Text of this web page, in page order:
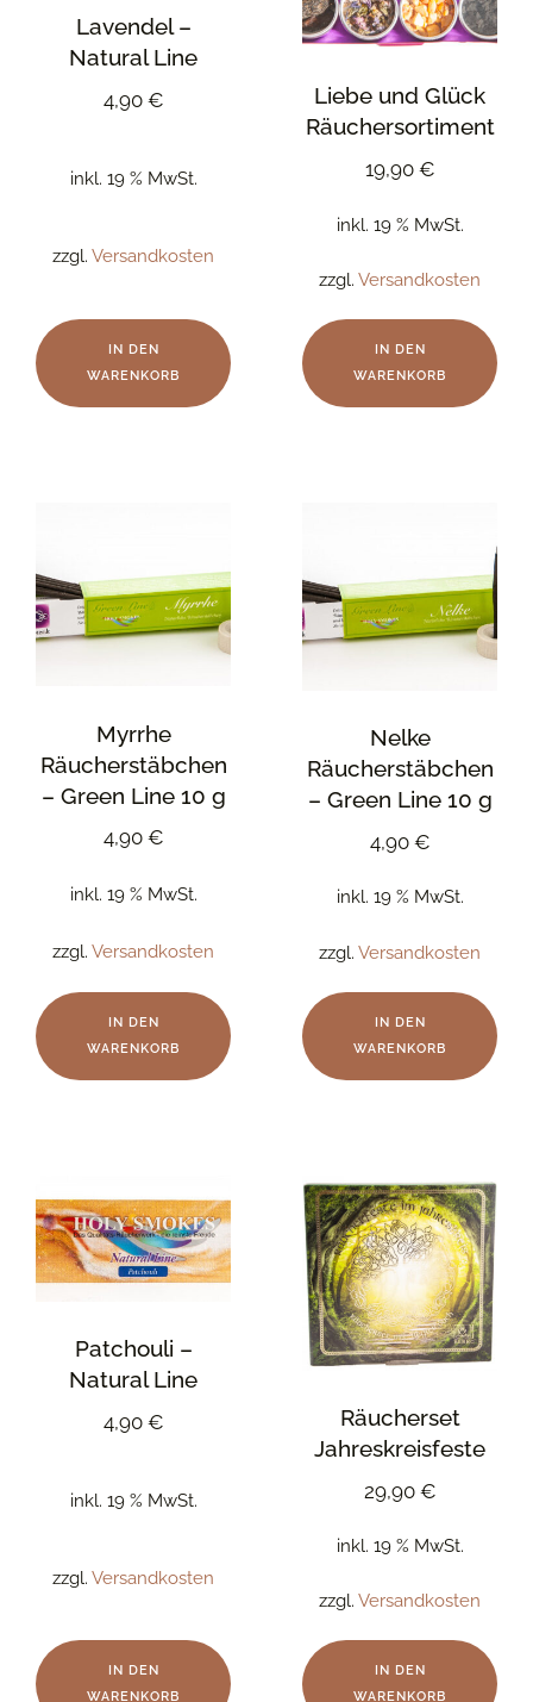
Lavendel –
Natural Line
4,90 €
inkl. 19 % MwSt.
zzgl. Versandkosten
IN DEN
WARENKORB
Liebe und Glück
Räuchersortiment
19,90 €
inkl. 19 % MwSt.
zzgl. Versandkosten
IN DEN
WARENKORB
Myrrhe
Räucherstäbchen
– Green Line 10 g
4,90 €
inkl. 19 % MwSt.
zzgl. Versandkosten
IN DEN
WARENKORB
Nelke
Räucherstäbchen
– Green Line 10 g
4,90 €
inkl. 19 % MwSt.
zzgl. Versandkosten
IN DEN
WARENKORB
Patchouli –
Natural Line
4,90 €
inkl. 19 % MwSt.
zzgl. Versandkosten
IN DEN
WARENKORB
Räucherset
Jahreskreisfeste
29,90 €
inkl. 19 % MwSt.
zzgl. Versandkosten
IN DEN
WARENKORB